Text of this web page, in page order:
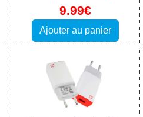
9.99€
Ajouter au panier